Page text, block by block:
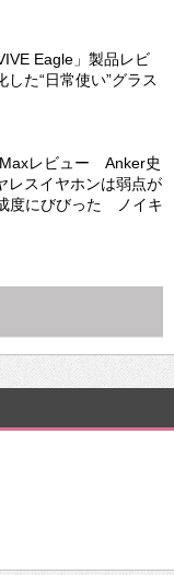
Eagle」製品レビ
た“日常使い”グラス
レビュー Anker史
レスイヤホンは弱点が
度にびびった ノイキ